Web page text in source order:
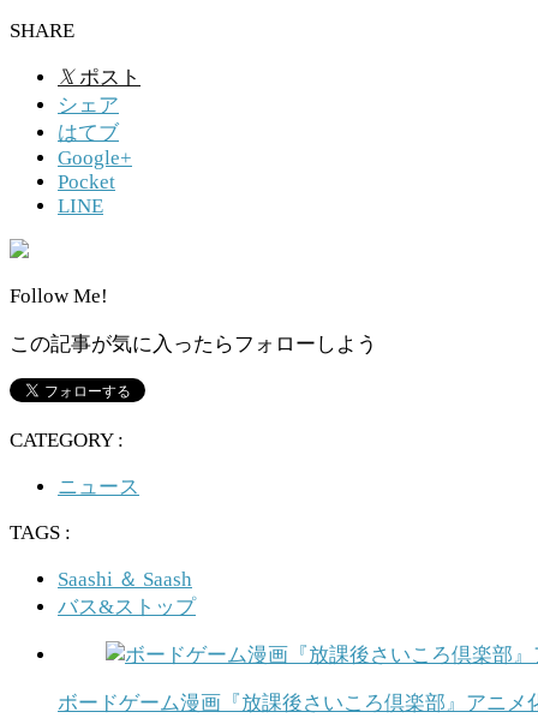
SHARE
𝕏 ポスト
シェア
はてブ
Google+
Pocket
LINE
Follow Me!
この記事が気に入ったらフォローしよう
CATEGORY :
ニュース
TAGS :
Saashi ＆ Saash
バス&ストップ
ボードゲーム漫画『放課後さいころ倶楽部』アニメ